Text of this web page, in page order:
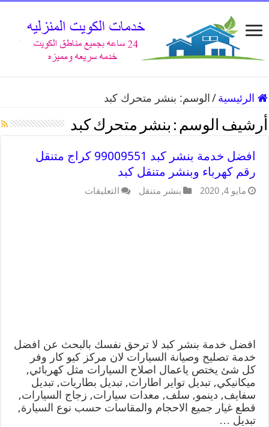
الرئيسية / الوسم: بنشر متحرك كبد
أرشيف الوسم : بنشر متحرك كبد
افضل خدمة بنشر كبد 99009551 كراج متنقل
رقم كهرباء وبنشر متنقل كبد
مايو 4, 2020 بنشر متنقل التعليقات
افضل خدمة بنشر كبد لا ترحق نفسك بالبحث عن افضل
خدمة تصليح وصيانة السيارات لان مركز كيو كار وفر
كل شئ يختص ياعمال اصلاح السيارات مثل كهربائي,
ميكانيكي, تبديل تواير اطارات, تبديل بطاريات, تبديل
سفايف, دينمو, سلف, معدات سيارات, زجاج السيارات,
قطع غيار جميع الاحجام والمقاسات حسب نوع السيارة,
تبديل …